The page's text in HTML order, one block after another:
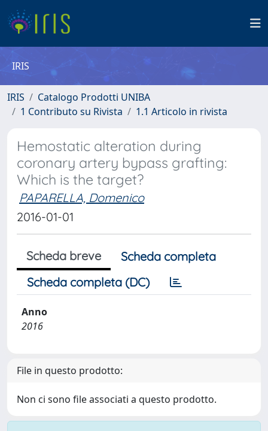
IRIS
IRIS
Catalogo Prodotti UNIBA
1 Contributo su Rivista
1.1 Articolo in rivista
Hemostatic alteration during
coronary artery bypass grafting:
Which is the target?
PAPARELLA, Domenico
2016-01-01
Scheda breve
Scheda completa
Scheda completa (DC)
Anno
2016
File in questo prodotto:
Non ci sono file associati a questo prodotto.